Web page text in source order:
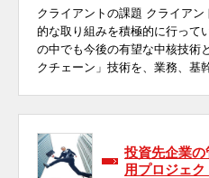
クライアントの課題 クライア
的な取り組みを積極的に行って
の中でも今後の有望な中核技術
クチェーン」技術を、業務、
投資先企業
用プロジェク